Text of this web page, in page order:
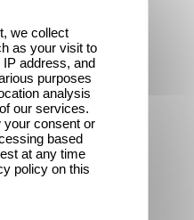
projection ?
we collect
as your visit to
address, and
purposes
analysis
our services.
your consent or
based
at any time
policy on this